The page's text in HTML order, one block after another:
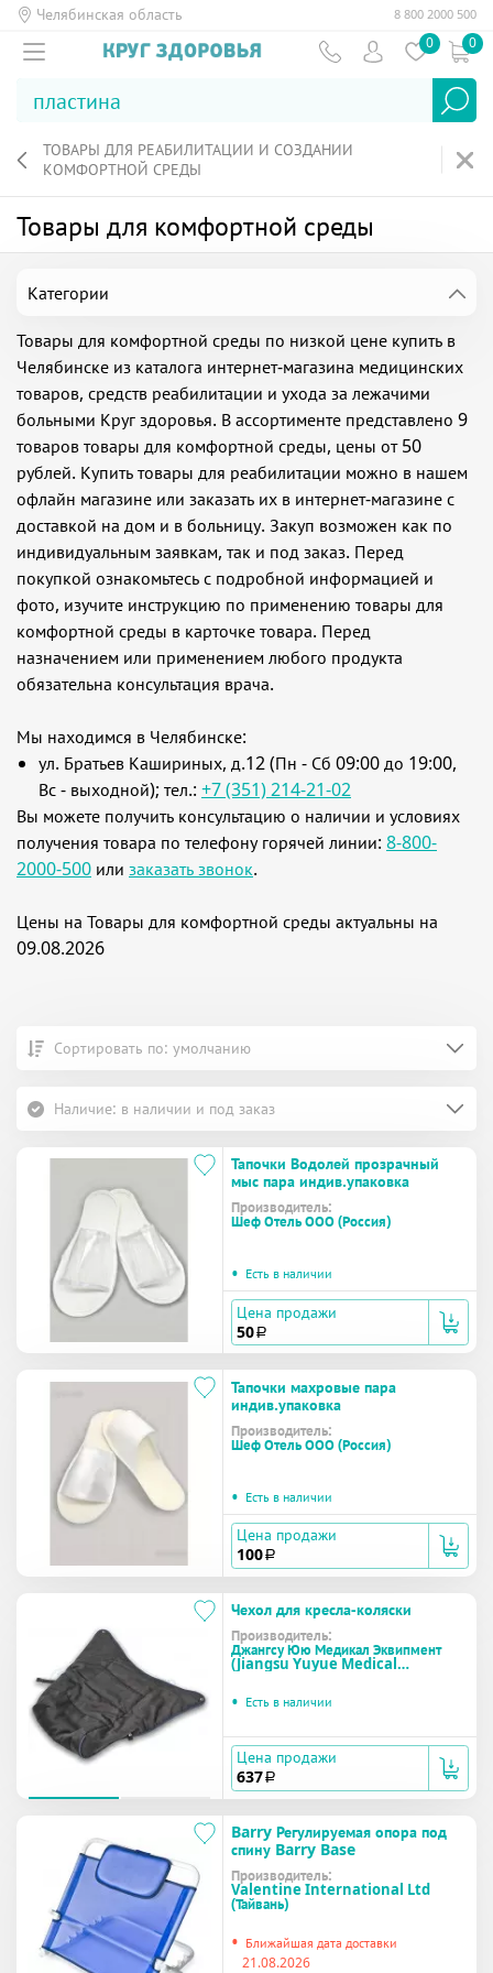
Челябинская область 8 800 2000 500
0 0
ТОВАРЫ ДЛЯ РЕАБИЛИТАЦИИ И СОЗДАНИИ
КОМФОРТНОЙ СРЕДЫ
Товары для комфортной среды
Товары для комфортной среды по низкой цене купить в
Челябинске из каталога интернет-магазина медицинских
товаров, средств реабилитации и ухода за лежачими
больными Круг здоровья. В ассортименте представлено 9
товаров товары для комфортной среды, цены от 50
рублей. Купить товары для реабилитации можно в нашем
офлайн магазине или заказать их в интернет-магазине с
доставкой на дом и в больницу. Закуп возможен как по
индивидуальным заявкам, так и под заказ. Перед
покупкой ознакомьтесь с подробной информацией и
фото, изучите инструкцию по применению товары для
комфортной среды в карточке товара. Перед
назначением или применением любого продукта
обязательна консультация врача.
Мы находимся в Челябинске:
ул. Братьев Кашириных, д.12 (Пн - Сб 09:00 до 19:00,
Вс - выходной); тел.: +7 (351) 214-21-02
Вы можете получить консультацию о наличии и условиях
получения товара по телефону горячей линии: 8-800-
2000-500 или заказать звонок.
Цены на Товары для комфортной среды актуальны на
09.08.2026
Сортировать по: умолчанию
Наличие: в наличии и под заказ
Тапочки Водолей прозрачный
мыс пара индив.упаковка
Производитель:
Шеф Отель ООО (Россия)
• Есть в наличии
Цена продажи
50 a
Тапочки махровые пара
индив.упаковка
Производитель:
Шеф Отель ООО (Россия)
• Есть в наличии
Цена продажи
100 a
Чехол для кресла-коляски
Производитель:
Джангсу Юю Медикал Эквипмент
(Jiangsu Yuyue Medical
Equipmen) (КНР)
• Есть в наличии
Цена продажи
637 a
Barry Регулируемая опора под
спину Barry Base
Производитель:
Valentine International Ltd
(Тайвань)
• Ближайшая дата доставки
21.08.2026
Категории